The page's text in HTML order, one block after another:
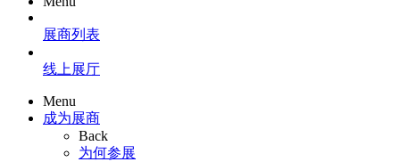
展商列表
线上展厅
Menu
成为展商
Back
为何参展